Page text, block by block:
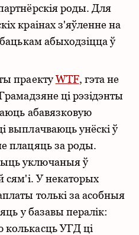
роды. Для
краінах з'яўленне на
бацькам абыходзіцца ў
праектуWTF, гэта не
ці рэзідэнты
абавязковую
выплачваюць унёскі ў
плацяць за роды.
уключаныя ў
сям'і. У некаторых
толькі за асобныя
у базавы пералік:
УГД ці